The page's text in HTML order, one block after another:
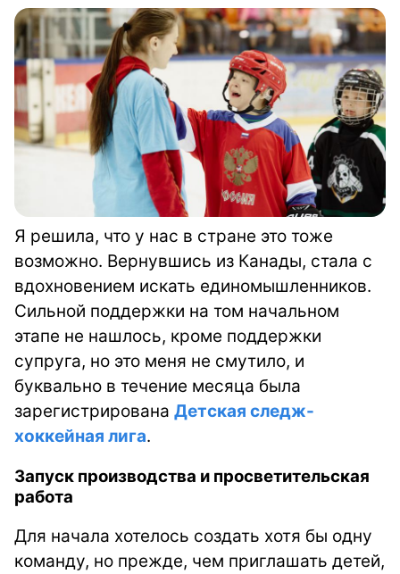
Я решила, что у нас в стране это тоже
возможно. Вернувшись из Канады, стала с
вдохновением искать единомышленников.
Сильной поддержки на том начальном
этапе не нашлось, кроме поддержки
супруга, но это меня не смутило, и
буквально в течение месяца была
зарегистрирована Детская следж-
хоккейная лига.
Запуск производства и просветительская
работа
Для начала хотелось создать хотя бы одну
команду, но прежде, чем приглашать детей,